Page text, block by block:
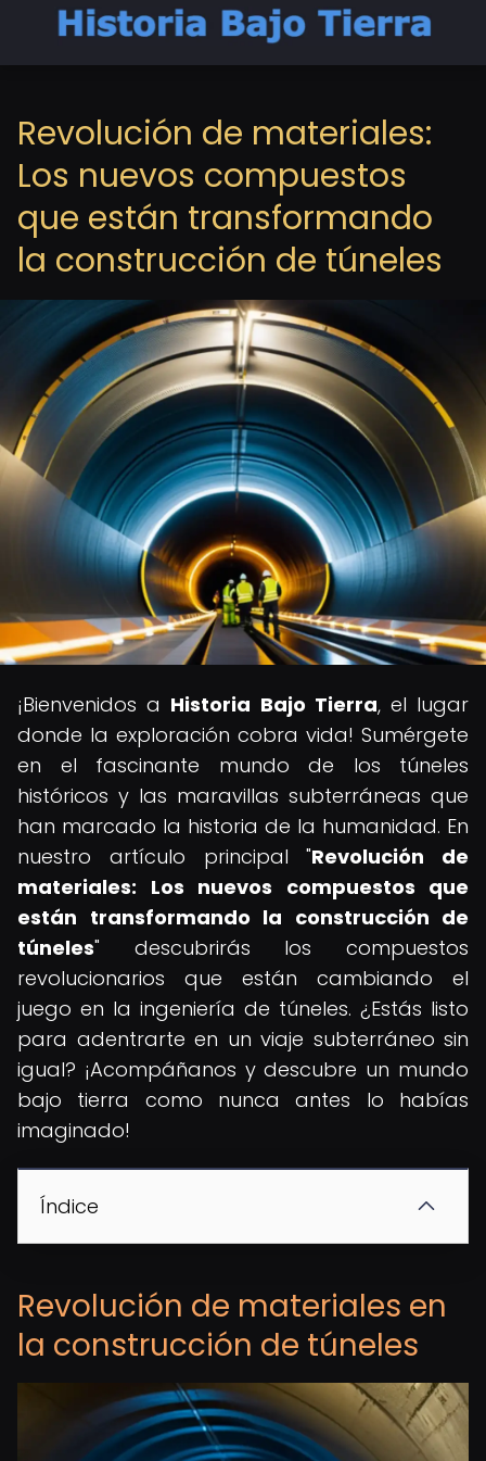
Revolución de materiales:
Los nuevos compuestos
que están transformando
la construcción de túneles
¡Bienvenidos a Historia Bajo Tierra, el lugar
donde la exploración cobra vida! Sumérgete
en el fascinante mundo de los túneles
históricos y las maravillas subterráneas que
han marcado la historia de la humanidad. En
nuestro artículo principal "Revolución de
materiales: Los nuevos compuestos que
están transformando la construcción de
túneles" descubrirás los compuestos
revolucionarios que están cambiando el
juego en la ingeniería de túneles. ¿Estás listo
para adentrarte en un viaje subterráneo sin
igual? ¡Acompáñanos y descubre un mundo
bajo tierra como nunca antes lo habías
imaginado!
Índice
Revolución de materiales en
la construcción de túneles